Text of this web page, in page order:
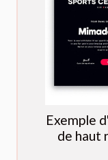
Exemple
de haut